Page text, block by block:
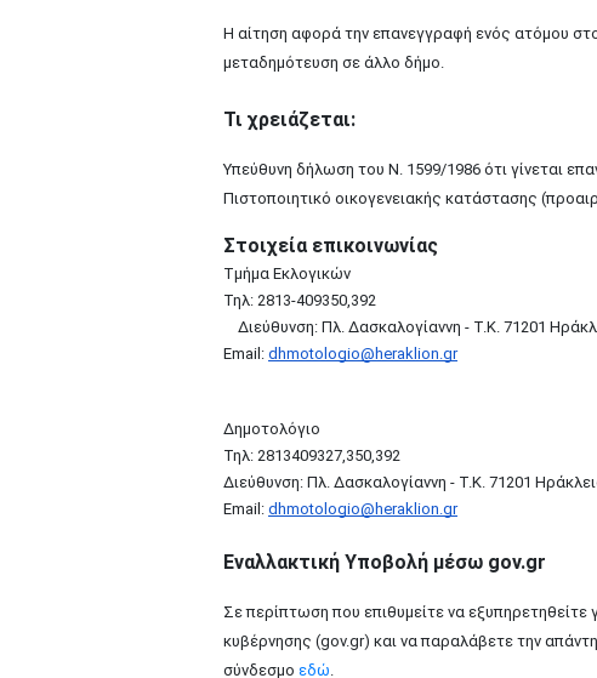
Η αίτηση αφορά την επανεγγραφή ενός ατόμου
μεταδημότευση σε άλλο δήμο.
Τι χρειάζεται:
Υπεύθυνη δήλωση του Ν. 1599/1986 ότι γίνεται
Πιστοποιητικό οικογενειακής κατάστασης
Στοιχεία επικοινωνίας
Τμήμα Εκλογικών
Τηλ: 2813-409350,392
Διεύθυνση: Πλ. Δασκαλογίαννη - Τ.Κ. 71201
Email: dhmotologio@heraklion.gr
Δημοτολόγιο
Τηλ: 2813409327,350,392
Διεύθυνση: Πλ. Δασκαλογίαννη - Τ.Κ. 71201
Email: dhmotologio@heraklion.gr
Εναλλακτική Υποβολή μέσω gov.gr
Σε περίπτωση που επιθυμείτε να εξυπηρετηθείτε
κυβέρνησης (gov.gr) και να παραλάβετε την
σύνδεσμο εδώ.